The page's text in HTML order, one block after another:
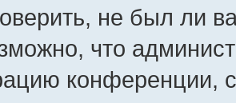
не был ли
что
конференции,